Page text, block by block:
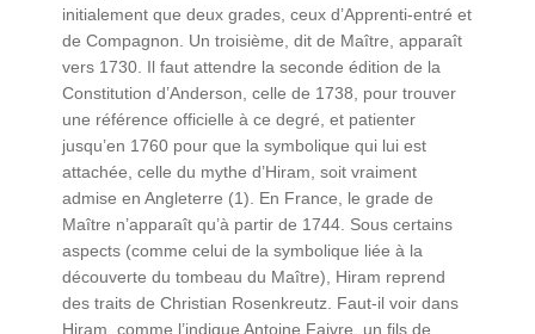
initialement que deux grades, ceux d’Apprenti-entré et
de Compagnon. Un troisième, dit de Maître, apparaît
vers 1730. Il faut attendre la seconde édition de la
Constitution d’Anderson, celle de 1738, pour trouver
une référence officielle à ce degré, et patienter
jusqu’en 1760 pour que la symbolique qui lui est
attachée, celle du mythe d’Hiram, soit vraiment
admise en Angleterre (1). En France, le grade de
Maître n’apparaît qu’à partir de 1744. Sous certains
aspects (comme celui de la symbolique liée à la
découverte du tombeau du Maître), Hiram reprend
des traits de Christian Rosenkreutz. Faut-il voir dans
Hiram, comme l’indique Antoine Faivre, un fils de